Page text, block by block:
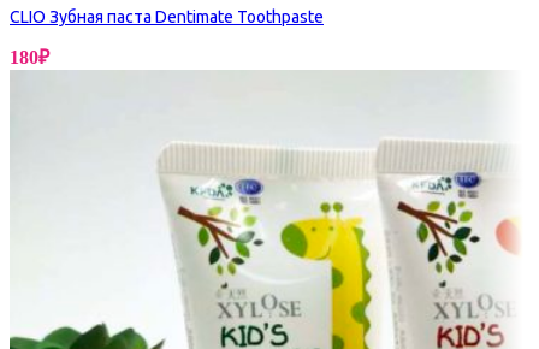
CLIO Зубная паста Dentimate Toothpaste
180₽